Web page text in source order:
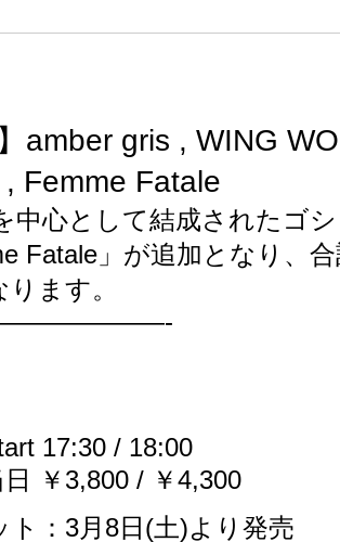
】amber gris , WING
Femme Fatale
中心として結成されたゴ
Fatale」が追加となり、
ます。
17:30 / 18:00
￥3,800 / ￥4,300
：3月8日(土)より発売